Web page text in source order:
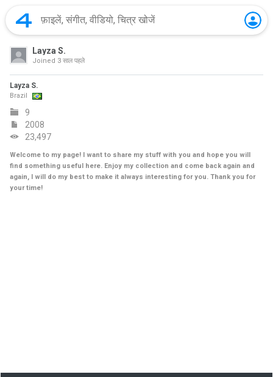
Layza S.
Joined 3 साल पहले
Layza S.
Brazil
9
2008
23,497
Welcome to my page! I want to share my stuff with you and hope you will
find something useful here. Enjoy my collection and come back again and
again, I will do my best to make it always interesting for you. Thank you for
your time!